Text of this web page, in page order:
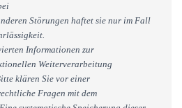
Störungen haftet sie nur im Fall
Informationen zur
Weiterverarbeitung
klären Sie vor einer
Fragen mit dem